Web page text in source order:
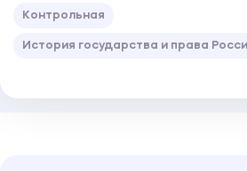
Контрольная
История государства и права